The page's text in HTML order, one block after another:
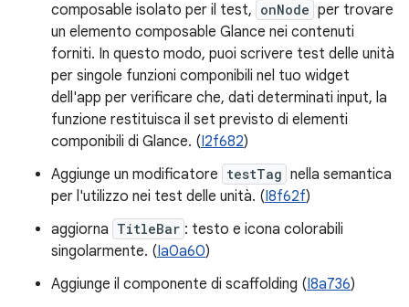
composable isolato per il test, onNode per trovare
un elemento composable Glance nei contenuti
forniti. In questo modo, puoi scrivere test delle unità
per singole funzioni componibili nel tuo widget
dell'app per verificare che, dati determinati input, la
funzione restituisca il set previsto di elementi
componibili di Glance. (I2f682)
Aggiunge un modificatore testTag nella semantica
per l'utilizzo nei test delle unità. (I8f62f)
aggiorna TitleBar : testo e icona colorabili
singolarmente. (Ia0a60)
Aggiunge il componente di scaffolding (I8a736)